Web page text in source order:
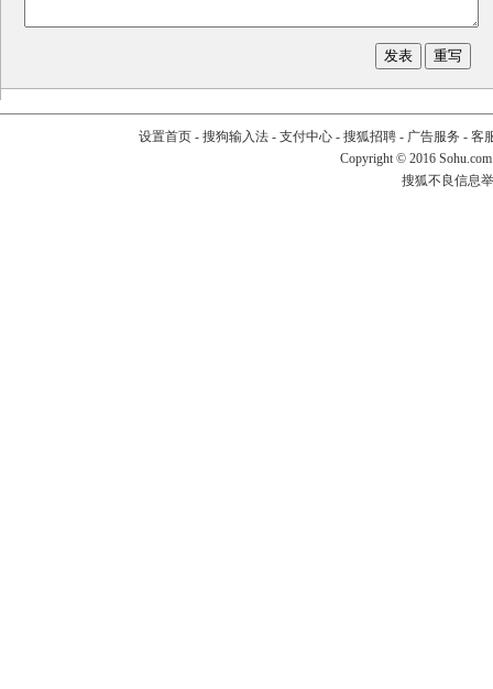
设置首页- 搜狗输入法- 支付中心- 搜狐招聘- 广告服务 - 客
Copyright © 2016
搜狐不良信息